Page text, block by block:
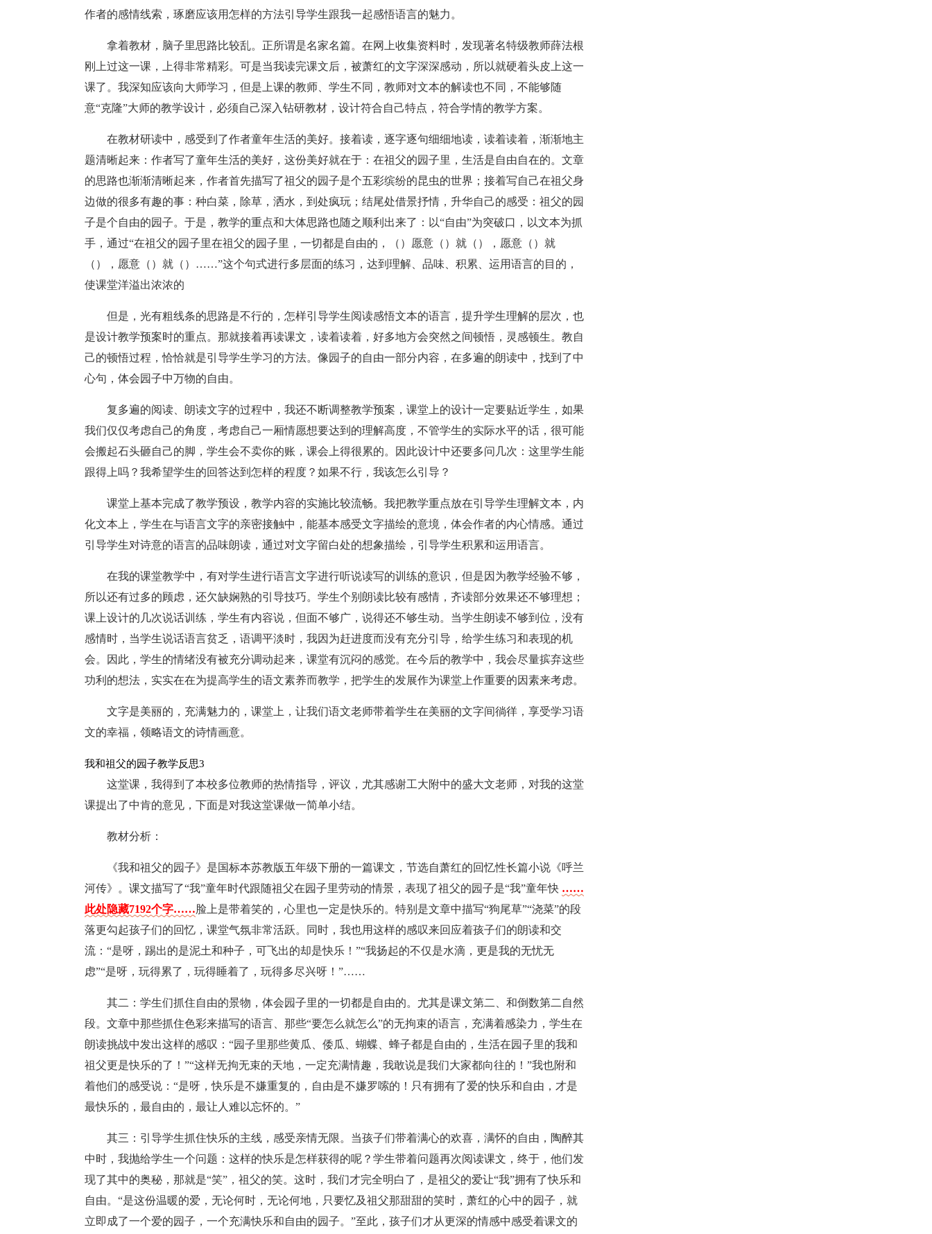
作者的感情线索，琢磨应该用怎样的方法引导学生跟我一起感悟语言的魅力。
拿着教材，脑子里思路比较乱。正所谓是名家名篇。在网上收集资料时，发现著名特级教师薛法根
刚上过这一课，上得非常精彩。可是当我读完课文后，被萧红的文字深深感动，所以就硬着头皮上这一
课了。我深知应该向大师学习，但是上课的教师、学生不同，教师对文本的解读也不同，不能够随
意“克隆”大师的教学设计，必须自己深入钻研教材，设计符合自己特点，符合学情的教学方案。
在教材研读中，感受到了作者童年生活的美好。接着读，逐字逐句细细地读，读着读着，渐渐地主
题清晰起来：作者写了童年生活的美好，这份美好就在于：在祖父的园子里，生活是自由自在的。文章
的思路也渐渐清晰起来，作者首先描写了祖父的园子是个五彩缤纷的昆虫的世界；接着写自己在祖父身
边做的很多有趣的事：种白菜，除草，洒水，到处疯玩；结尾处借景抒情，升华自己的感受：祖父的园
子是个自由的园子。于是，教学的重点和大体思路也随之顺利出来了：以“自由”为突破口，以文本为抓
手，通过“在祖父的园子里在祖父的园子里，一切都是自由的，（）愿意（）就（），愿意（）就
（），愿意（）就（）……”这个句式进行多层面的练习，达到理解、品味、积累、运用语言的目的，
使课堂洋溢出浓浓的
但是，光有粗线条的思路是不行的，怎样引导学生阅读感悟文本的语言，提升学生理解的层次，也
是设计教学预案时的重点。那就接着再读课文，读着读着，好多地方会突然之间顿悟，灵感顿生。教自
己的顿悟过程，恰恰就是引导学生学习的方法。像园子的自由一部分内容，在多遍的朗读中，找到了中
心句，体会园子中万物的自由。
复多遍的阅读、朗读文字的过程中，我还不断调整教学预案，课堂上的设计一定要贴近学生，如果
我们仅仅考虑自己的角度，考虑自己一厢情愿想要达到的理解高度，不管学生的实际水平的话，很可能
会搬起石头砸自己的脚，学生会不卖你的账，课会上得很累的。因此设计中还要多问几次：这里学生能
跟得上吗？我希望学生的回答达到怎样的程度？如果不行，我该怎么引导？
课堂上基本完成了教学预设，教学内容的实施比较流畅。我把教学重点放在引导学生理解文本，内
化文本上，学生在与语言文字的亲密接触中，能基本感受文字描绘的意境，体会作者的内心情感。通过
引导学生对诗意的语言的品味朗读，通过对文字留白处的想象描绘，引导学生积累和运用语言。
在我的课堂教学中，有对学生进行语言文字进行听说读写的训练的意识，但是因为教学经验不够，
所以还有过多的顾虑，还欠缺娴熟的引导技巧。学生个别朗读比较有感情，齐读部分效果还不够理想；
课上设计的几次说话训练，学生有内容说，但面不够广，说得还不够生动。当学生朗读不够到位，没有
感情时，当学生说话语言贫乏，语调平淡时，我因为赶进度而没有充分引导，给学生练习和表现的机
会。因此，学生的情绪没有被充分调动起来，课堂有沉闷的感觉。在今后的教学中，我会尽量摈弃这些
功利的想法，实实在在为提高学生的语文素养而教学，把学生的发展作为课堂上作重要的因素来考虑。
文字是美丽的，充满魅力的，课堂上，让我们语文老师带着学生在美丽的文字间徜徉，享受学习语
文的幸福，领略语文的诗情画意。
我和祖父的园子教学反思3
这堂课，我得到了本校多位教师的热情指导，评议，尤其感谢工大附中的盛大文老师，对我的这堂
课提出了中肯的意见，下面是对我这堂课做一简单小结。
教材分析：
《我和祖父的园子》是国标本苏教版五年级下册的一篇课文，节选自萧红的回忆性长篇小说《呼兰
河传》。课文描写了“我”童年时代跟随祖父在园子里劳动的情景，表现了祖父的园子是“我”童年快 ……
此处隐藏7192个字…… 脸上是带着笑的，心里也一定是快乐的。特别是文章中描写“狗尾草”“浇菜”的段
落更勾起孩子们的回忆，课堂气氛非常活跃。同时，我也用这样的感叹来回应着孩子们的朗读和交
流：“是呀，踢出的是泥土和种子，可飞出的却是快乐！”“我扬起的不仅是水滴，更是我的无忧无
虑”“是呀，玩得累了，玩得睡着了，玩得多尽兴呀！”……
其二：学生们抓住自由的景物，体会园子里的一切都是自由的。尤其是课文第二、和倒数第二自然
段。文章中那些抓住色彩来描写的语言、那些“要怎么就怎么”的无拘束的语言，充满着感染力，学生在
朗读挑战中发出这样的感叹：“园子里那些黄瓜、倭瓜、蝴蝶、蜂子都是自由的，生活在园子里的我和
祖父更是快乐的了！”“这样无拘无束的天地，一定充满情趣，我敢说是我们大家都向往的！”我也附和
着他们的感受说：“是呀，快乐是不嫌重复的，自由是不嫌罗嗦的！只有拥有了爱的快乐和自由，才是
最快乐的，最自由的，最让人难以忘怀的。”
其三：引导学生抓住快乐的主线，感受亲情无限。当孩子们带着满心的欢喜，满怀的自由，陶醉其
中时，我抛给学生一个问题：这样的快乐是怎样获得的呢？学生带着问题再次阅读课文，终于，他们发
现了其中的奥秘，那就是“笑”，祖父的笑。这时，我们才完全明白了，是祖父的爱让“我”拥有了快乐和
自由。“是这份温暖的爱，无论何时，无论何地，只要忆及祖父那甜甜的笑时，萧红的心中的园子，就
立即成了一个爱的园子，一个充满快乐和自由的园子。”至此，孩子们才从更深的情感中感受着课文的